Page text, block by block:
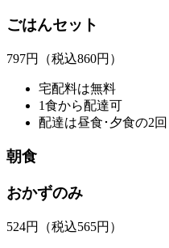
ごはんセット
797円 （税込860円）
宅配料は無料
1食から配達可
配達は昼食･夕食の2回
朝食
おかずのみ
524円 （税込565円）